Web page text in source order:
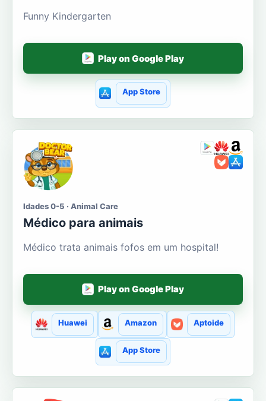
Funny Kindergarten
Play on Google Play
App Store
Idades 0-5 · Animal Care
Médico para animais
Médico trata animais fofos em um hospital!
Play on Google Play
Huawei Amazon Aptoide
App Store